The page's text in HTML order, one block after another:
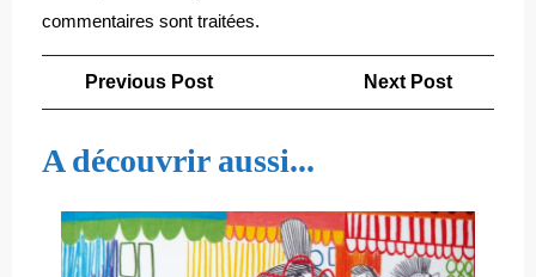
commentaires sont traitées.
Navigation
de
l’article
Previous PostPrevious
Next Post
A découvrir aussi...